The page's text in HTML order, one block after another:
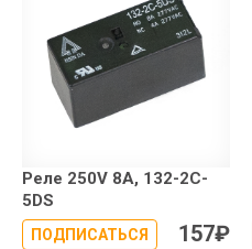
Реле 250V 8A, 132-2C-
5DS
ПОДПИСАТЬСЯ 157₽